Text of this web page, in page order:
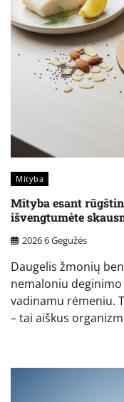
Mityba
Mityba esant
išvengtumėte
2026 6 Gegužės
Daugelis žmonių
nemaloniu
vadinamu rėmeniu.
– tai aiškus